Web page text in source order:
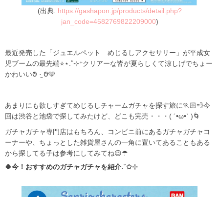
(出典: https://gashapon.jp/products/detail.php?
jan_code=4582769822209000)
最近発売した「ジュエルペット めじるしアクセサリー」が平成女
児ブームの最先端⭐⋆.˚⊹⁺クリアーな皆が夏らしくて涼しげでちょー
かわいい𐐃 ·̫ 𐐃🩵
あまりにも欲しすぎてめじるしチャームガチャを探す旅に🏃🏻️💨今
回は渋谷と池袋で探してみたけど、どこも完売・・・( ´•ω•` )🌀
ガチャガチャ専門店はもちろん、コンビニ前にあるガチャガチャコ
ーナーや、ちょっとした雑貨屋さんの一角に置いてあることもある
から探してる子は参考にしてみてね😉☂
🍀今！おすすめのガチャガチャを紹介˖˚✩⊹